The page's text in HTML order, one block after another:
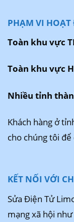
PHẠM VI
Toàn khu vực
Toàn khu vực
Nhiều tỉnh
Khách hàng ở
cho chúng tôi
KẾT NỐI VỚI
Sửa Điện Tử
mạng xã hội như